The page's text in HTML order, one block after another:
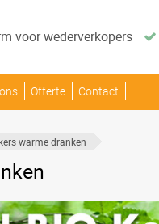
voor wederverkopers
Offerte Contact
warme dranken